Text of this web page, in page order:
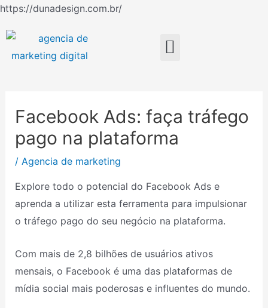
https://dunadesign.com.br/Ir
Menu
Facebook Ads: faça tráfego
pago na plataforma
/ Agencia de marketing
Explore todo o potencial do Facebook Ads e
aprenda a utilizar esta ferramenta para impulsionar
o tráfego pago do seu negócio na plataforma.
Com mais de 2,8 bilhões de usuários ativos
mensais, o Facebook é uma das plataformas de
mídia social mais poderosas e influentes do mundo.
de
Post